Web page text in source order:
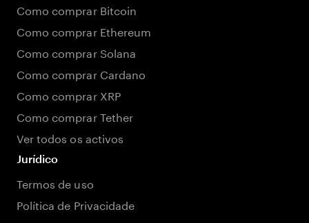
Como comprar Bitcoin
Como comprar Ethereum
Como comprar Solana
Como comprar Cardano
Como comprar XRP
Como comprar Tether
Ver todos os activos
Jurídico
Termos de uso
Política de Privacidade